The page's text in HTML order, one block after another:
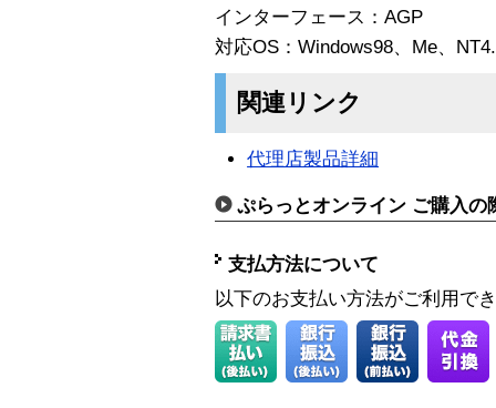
インターフェース：AGP
対応OS：Windows98、Me、
関連リンク
代理店製品詳細
ぷらっとオンライン ご購入の
支払方法について
以下のお支払い方法がご利用で